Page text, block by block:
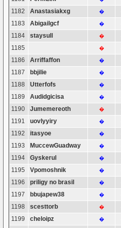
1182
Anastasiakxg �
1183
Abigailgcf �
1184
staysull �
1185 �
1186
Arriffaffon �
1187
bbjilie �
1188
Utterfofs �
1189
Audidgicisa �
1190
Jumemereoth �
1191 uovlyyiry �
1192
itasyoe �
1193
MuccewGuadway �
1194
Gyskerul �
1195
Vpomoshnik �
1196
priligy no brasil �
1197
bbujapew38 �
1198
scesttorb �
1199
cheloipz �